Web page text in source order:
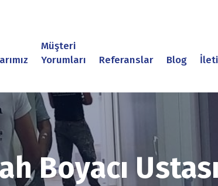
Müşteri
Yorumları
Referanslar Blog
Boyacı Ustası